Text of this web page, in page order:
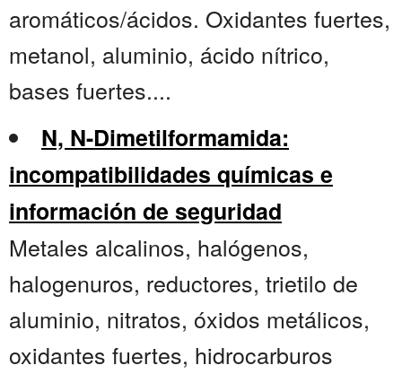
aromáticos/ácidos. Oxidantes fuertes,
metanol, aluminio, ácido nítrico,
bases fuertes....
N, N-Dimetilformamida:
incompatibilidades químicas e
información de seguridad
Metales alcalinos, halógenos,
halogenuros, reductores, trietilo de
aluminio, nitratos, óxidos metálicos,
oxidantes fuertes, hidrocarburos